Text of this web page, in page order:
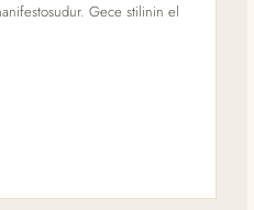
Gece stilinin el